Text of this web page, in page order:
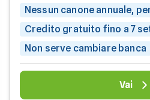
Nessun canone annuale,
Credito gratuito fino a 7
Non serve cambiare banca
Vai